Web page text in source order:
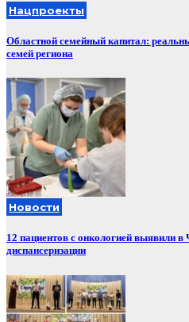
Нацпроекты
Областной семейный капитал:
семей региона
Новости
12 пациентов с онкологией выявили
диспансеризации